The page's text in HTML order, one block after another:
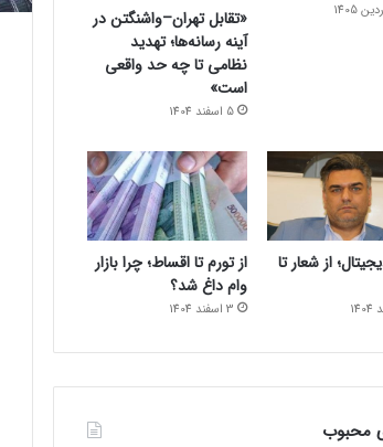
«تقابل تهران–واشنگتن در
آینه رسانه‌ها؛ تهدید
نظامی تا چه حد واقعی
است»
5 اسفند 1404
از شعار تا
از تورم تا اقساط؛ چرا بازار
وام داغ شد؟
3 اسفند 1404
محبوب